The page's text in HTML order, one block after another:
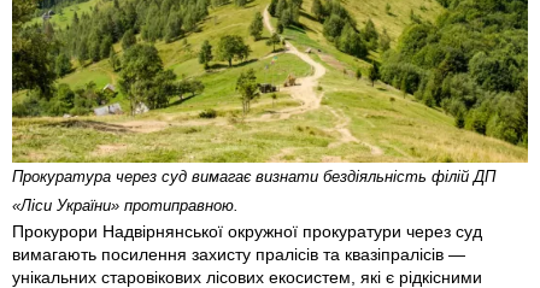
Прокуратура через суд вимагає визнати бездіяльність філій ДП
«Ліси України» протиправною.
Прокурори Надвірнянської окружної прокуратури через суд
вимагають посилення захисту пралісів та квазіпралісів —
унікальних старовікових лісових екосистем, які є рідкісними